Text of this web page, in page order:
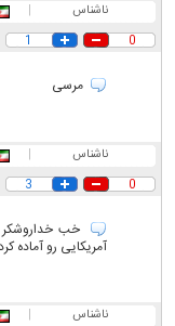
ناشناس |
0
1
مرسی
ناشناس |
0
3
خب خداروشکر
آمریکایی رو
ناشناس |